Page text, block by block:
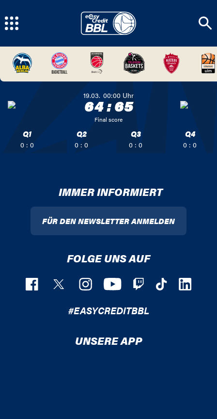
19.03. 00:00 Uhr
64:65
Final score
Q1
0 : 0
Q2
0 : 0
Q3
0 : 0
Q4
0 : 0
IMMER INFORMIERT
FÜR DEN NEWSLETTER ANMELDEN
FOLGE UNS AUF
#EASYCREDITBBL
UNSERE APP